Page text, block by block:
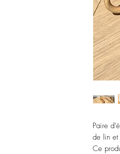
Paire
de lin et
Ce